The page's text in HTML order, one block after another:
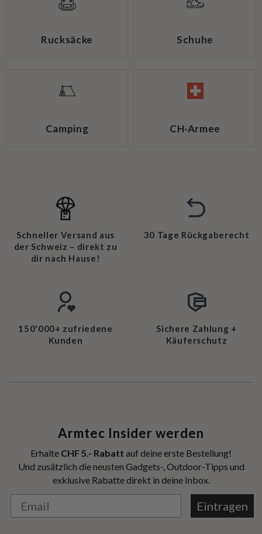
Rucksäcke Schuhe
Camping CH-Armee
Schneller Versand aus
der Schweiz – direkt zu
dir nach Hause!
30 Tage Rückgaberecht
150'000+ zufriedene
Kunden
Sichere Zahlung +
Käuferschutz
Armtec Insider werden
Erhalte CHF 5.- Rabatt auf deine erste Bestellung!
Und zusätzlich die neusten Gadgets-, Outdoor-Tipps und
exklusive Rabatte direkt in deine Inbox.
Eintragen